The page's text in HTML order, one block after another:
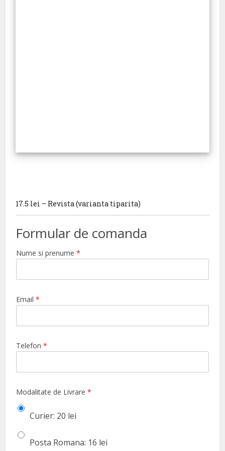
17.5 lei – Revista (varianta tiparita)
Formular de comanda
Nume si prenume*
Email*
Telefon*
Modalitate de Livrare*
Curier: 20 lei
Posta Romana: 16 lei